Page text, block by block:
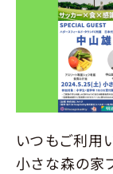
育成
料金･開催時間
ニュース
お問い
いつもご利用
小さな森の家